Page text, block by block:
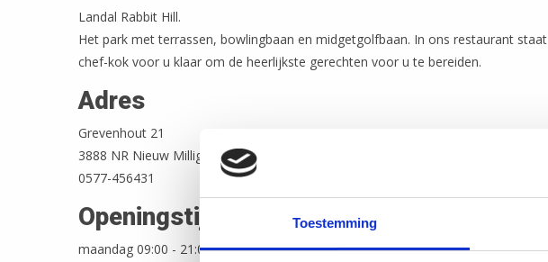
Toestemming
Landal Rabbit Hill.
Het park met terrassen, bowlingbaan en midgetgolfbaan. In ons restaurant
chef-kok voor u klaar om de heerlijkste gerechten voor u te bereiden.
Adres
Grevenhout 21
3888 NR Nieuw Milligen
0577-456431
Openingstijden
maandag 09:00 - 21:00